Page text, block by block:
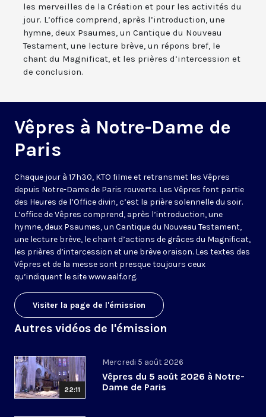
les merveilles de la Création et pour les activités du
jour. L’office comprend, après l’introduction, une
hymne, deux Psaumes, un Cantique du Nouveau
Testament, une lecture brève, un répons bref, le
chant du Magnificat, et les prières d’intercession et
de conclusion.
Vêpres à Notre-Dame de
Paris
Chaque jour à 17h30, KTO filme et retransmet les Vêpres
depuis Notre-Dame de Paris rouverte. Les Vêpres font partie
des Heures de l’Office divin, c’est la prière solennelle du soir.
L’office de Vêpres comprend, après l’introduction, une
hymne, deux Psaumes, un Cantique du Nouveau Testament,
une lecture brève, le chant d’actions de grâces du Magnificat,
les prières d’intercession et une brève oraison. Les textes des
Vêpres et de la messe sont presque toujours ceux
qu’indiquent le sitewww.aelf.org.
Visiter la page de l'émission
Autres vidéos de l'émission
22:11
Mercredi 5 août 2026
Vêpres du 5 août 2026 à Notre-
Dame de Paris